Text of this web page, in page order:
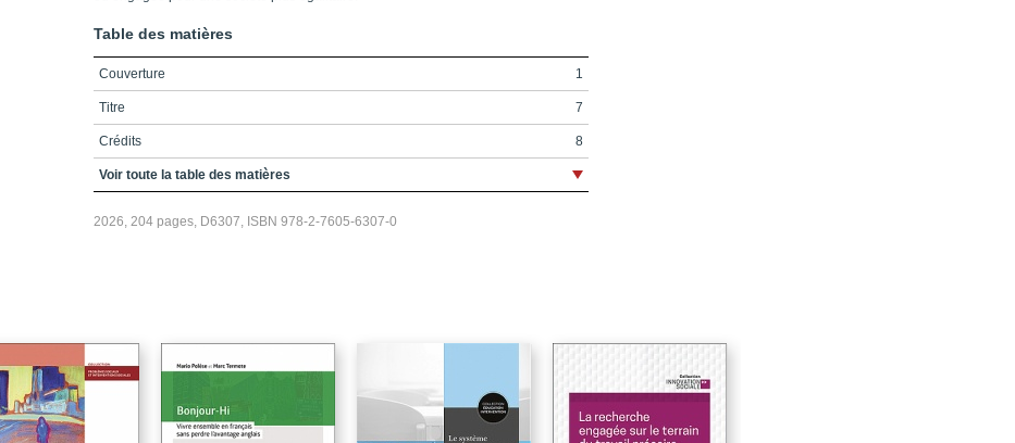
Table des matières
Couverture 1
Titre 7
Crédits 8
Préface 9
Chapitre 1 / Les phases 25
Chapitre 2 / Les défis
Chapitre 3 / Des pistes de réflexion et d’action 137
Voir toute la table des matières
2026, 204 pages, D6307, ISBN 978-2-7605-6307-0